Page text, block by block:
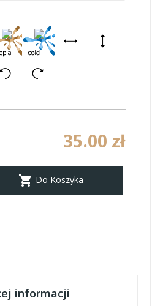
35.00 zł
 Do Koszyka
informacji